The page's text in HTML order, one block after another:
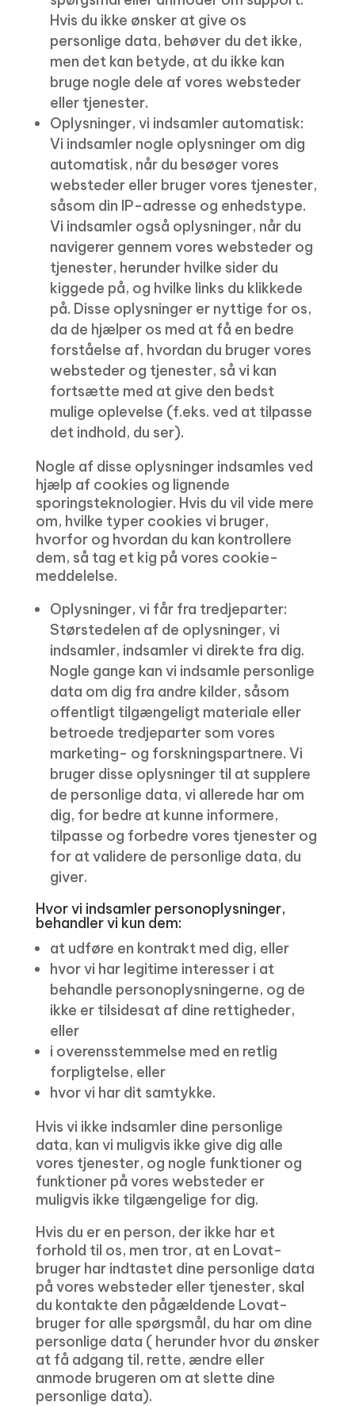
Hvis du ikke ønsker at give os
personlige data, behøver du det ikke,
men det kan betyde, at du ikke kan
bruge nogle dele af vores websteder
eller tjenester.
Oplysninger, vi indsamler automatisk:
Vi indsamler nogle oplysninger om dig
automatisk, når du besøger vores
websteder eller bruger vores tjenester,
såsom din IP-adresse og enhedstype.
Vi indsamler også oplysninger, når du
navigerer gennem vores websteder og
tjenester, herunder hvilke sider du
kiggede på, og hvilke links du klikkede
på. Disse oplysninger er nyttige for os,
da de hjælper os med at få en bedre
forståelse af, hvordan du bruger vores
websteder og tjenester, så vi kan
fortsætte med at give den bedst
mulige oplevelse (f.eks. ved at tilpasse
det indhold, du ser).
Nogle af disse oplysninger indsamles ved
hjælp af cookies og lignende
sporingsteknologier. Hvis du vil vide mere
om, hvilke typer cookies vi bruger,
hvorfor og hvordan du kan kontrollere
dem, så tag et kig på vores cookie-
meddelelse.
Oplysninger, vi får fra tredjeparter:
Størstedelen af ​​de oplysninger, vi
indsamler, indsamler vi direkte fra dig.
Nogle gange kan vi indsamle personlige
data om dig fra andre kilder, såsom
offentligt tilgængeligt materiale eller
betroede tredjeparter som vores
marketing- og forskningspartnere. Vi
bruger disse oplysninger til at supplere
de personlige data, vi allerede har om
dig, for bedre at kunne informere,
tilpasse og forbedre vores tjenester og
for at validere de personlige data, du
giver.
Hvor vi indsamler personoplysninger,
behandler vi kun dem:
at udføre en kontrakt med dig, eller
hvor vi har legitime interesser i at
behandle personoplysningerne, og de
ikke er tilsidesat af dine rettigheder,
eller
i overensstemmelse med en retlig
forpligtelse, eller
hvor vi har dit samtykke.
Hvis vi ikke indsamler dine personlige
data, kan vi muligvis ikke give dig alle
vores tjenester, og nogle funktioner og
funktioner på vores websteder er
muligvis ikke tilgængelige for dig.
Hvis du er en person, der ikke har et
forhold til os, men tror, ​​at en Lovat-
bruger har indtastet dine personlige data
på vores websteder eller tjenester, skal
du kontakte den pågældende Lovat-
bruger for alle spørgsmål, du har om dine
personlige data ( herunder hvor du ønsker
at få adgang til, rette, ændre eller
anmode brugeren om at slette dine
personlige data).